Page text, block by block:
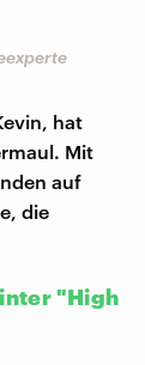
hat
Mit
auf
die
"High